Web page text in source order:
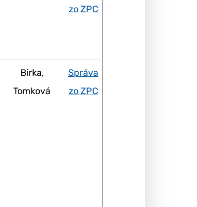
zo ZPC
Birka,
Tomková
Správa
zo ZPC